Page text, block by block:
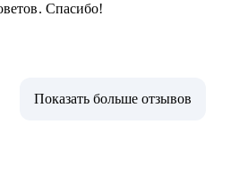
Спасибо!
Показать больше отзывов